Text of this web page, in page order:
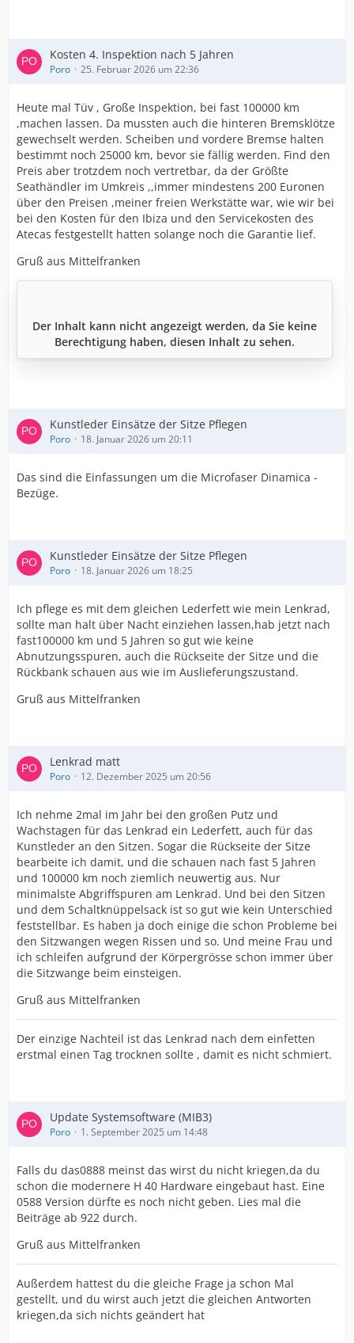
Kosten 4. Inspektion nach 5 Jahren
Poro 25. Februar 2026 um 22:36
Heute mal Tüv , Große Inspektion, bei fast 100000 km
,machen lassen. Da mussten auch die hinteren Bremsklötze
gewechselt werden. Scheiben und vordere Bremse halten
bestimmt noch 25000 km, bevor sie fällig werden. Find den
Preis aber trotzdem noch vertretbar, da der Größte
Seathändler im Umkreis ,,immer mindestens 200 Euronen
über den Preisen ,meiner freien Werkstätte war, wie wir bei
bei den Kosten für den Ibiza und den Servicekosten des
Atecas festgestellt hatten solange noch die Garantie lief.
Gruß aus Mittelfranken
Der Inhalt kann nicht angezeigt werden, da Sie keine
Berechtigung haben, diesen Inhalt zu sehen.
Kunstleder Einsätze der Sitze Pflegen
Poro 18. Januar 2026 um 20:11
Das sind die Einfassungen um die Microfaser Dinamica -
Bezüge.
Kunstleder Einsätze der Sitze Pflegen
Poro 18. Januar 2026 um 18:25
Ich pflege es mit dem gleichen Lederfett wie mein Lenkrad,
sollte man halt über Nacht einziehen lassen,hab jetzt nach
fast100000 km und 5 Jahren so gut wie keine
Abnutzungsspuren, auch die Rückseite der Sitze und die
Rückbank schauen aus wie im Auslieferungszustand.
Gruß aus Mittelfranken
Lenkrad matt
Poro 12. Dezember 2025 um 20:56
Ich nehme 2mal im Jahr bei den großen Putz und
Wachstagen für das Lenkrad ein Lederfett, auch für das
Kunstleder an den Sitzen. Sogar die Rückseite der Sitze
bearbeite ich damit, und die schauen nach fast 5 Jahren
und 100000 km noch ziemlich neuwertig aus. Nur
minimalste Abgriffspuren am Lenkrad. Und bei den Sitzen
und dem Schaltknüppelsack ist so gut wie kein Unterschied
feststellbar. Es haben ja doch einige die schon Probleme bei
den Sitzwangen wegen Rissen und so. Und meine Frau und
ich schleifen aufgrund der Körpergrösse schon immer über
die Sitzwange beim einsteigen.
Gruß aus Mittelfranken
Der einzige Nachteil ist das Lenkrad nach dem einfetten
erstmal einen Tag trocknen sollte , damit es nicht schmiert.
Update Systemsoftware (MIB3)
Poro 1. September 2025 um 14:48
Falls du das0888 meinst das wirst du nicht kriegen,da du
schon die modernere H 40 Hardware eingebaut hast. Eine
0588 Version dürfte es noch nicht geben. Lies mal die
Beiträge ab 922 durch.
Gruß aus Mittelfranken
Außerdem hattest du die gleiche Frage ja schon Mal
gestellt, und du wirst auch jetzt die gleichen Antworten
kriegen,da sich nichts geändert hat